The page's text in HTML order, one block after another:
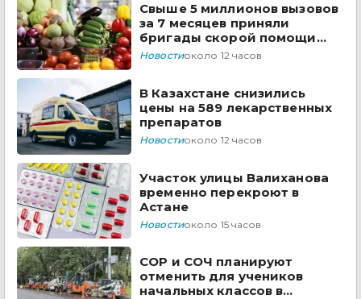
Свыше 5 миллионов вызовов
за 7 месяцев приняли
бригады скорой помощи
Казахстана
Новостиоколо 12 часов
В Казахстане снизились
цены на 589 лекарственных
препаратов
Новостиоколо 12 часов
Участок улицы Валиханова
временно перекроют в
Астане
Новостиоколо 15 часов
СОР и СОЧ планируют
отменить для учеников
начальных классов в